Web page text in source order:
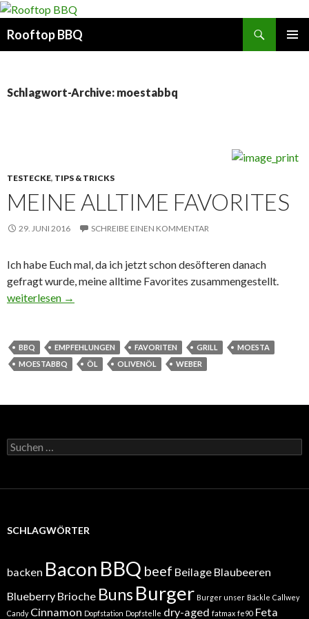
Rooftop BBQ
Schlagwort-Archive: moestabbq
TESTECKE, TIPS & TRICKS
MEINE ALLTIME FAVORITES
29. JUNI 2016 SCHREIBE EINEN KOMMENTAR
Ich habe Euch mal, da ich jetzt schon desöfteren danach
gefragt wurde, meine alltime Favorites zusammengestellt.
Meine alltime Favorites
weiterlesen →
BBQ EMPFEHLUNGEN FAVORITEN GRILL
MOESTA
MOESTABBQ
ÖL OLIVENÖL WEBER
Suchen
nach:
SCHLAGWÖRTER
backen Bacon BBQ beef Beilage Blaubeeren
Blueberry Brioche BunsBurger Burger unser Bäckle Callwey
Candy Cinnamon Dopfstation Dopfstelle dry-aged fatmax fe90 Feta